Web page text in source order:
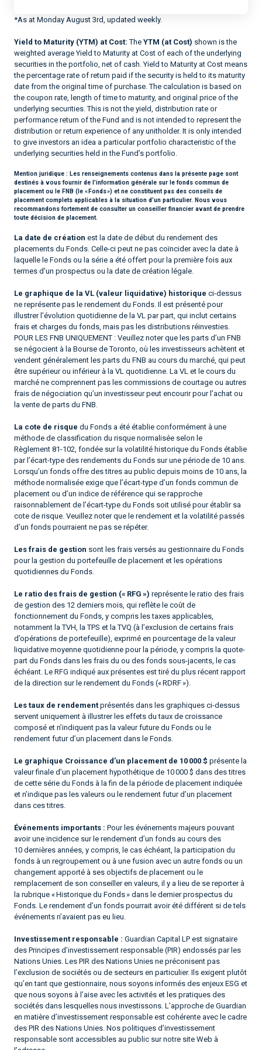
*As at Monday August 3rd, updated weekly.
Yield to Maturity (YTM) at Cost: The YTM (at Cost) shown is the
weighted average Yield to Maturity at Cost of each of the underlying
securities in the portfolio, net of cash. Yield to Maturity at Cost means
the percentage rate of return paid if the security is held to its maturity
date from the original time of purchase. The calculation is based on
the coupon rate, length of time to maturity, and original price of the
underlying securities. This is not the yield, distribution rate or
performance return of the Fund and is not intended to represent the
distribution or return experience of any unitholder. It is only intended
to give investors an idea a particular portfolio characteristic of the
underlying securities held in the Fund’s portfolio.
Mention juridique : Les renseignements contenus dans la présente page sont
destinés à vous fournir de l’information générale sur le fonds commun de
placement ou le FNB (le « Fonds ») et ne constituent pas des conseils de
placement complets applicables à la situation d’un particulier. Nous vous
recommandons fortement de consulter un conseiller financier avant de prendre
toute décision de placement.
La date de création est la date de début du rendement des
placements du Fonds. Celle-ci peut ne pas coïncider avec la date à
laquelle le Fonds ou la série a été offert pour la première fois aux
termes d’un prospectus ou la date de création légale.
Le graphique de la VL (valeur liquidative) historique ci-dessus
ne représente pas le rendement du Fonds. Il est présenté pour
illustrer l’évolution quotidienne de la VL par part, qui inclut certains
frais et charges du fonds, mais pas les distributions réinvesties.
POUR LES FNB UNIQUEMENT : Veuillez noter que les parts d’un FNB
se négocient à la Bourse de Toronto, où les investisseurs achètent et
vendent généralement les parts du FNB au cours du marché, qui peut
être supérieur ou inférieur à la VL quotidienne. La VL et le cours du
marché ne comprennent pas les commissions de courtage ou autres
frais de négociation qu’un investisseur peut encourir pour l’achat ou
la vente de parts du FNB.
La cote de risque du Fonds a été établie conformément à une
méthode de classification du risque normalisée selon le
Règlement 81-102, fondée sur la volatilité historique du Fonds établie
par l’écart-type des rendements du Fonds sur une période de 10 ans.
Lorsqu’un fonds offre des titres au public depuis moins de 10 ans, la
méthode normalisée exige que l’écart-type d’un fonds commun de
placement ou d’un indice de référence qui se rapproche
raisonnablement de l’écart-type du Fonds soit utilisé pour établir sa
cote de risque. Veuillez noter que le rendement et la volatilité passés
d’un fonds pourraient ne pas se répéter.
Les frais de gestion sont les frais versés au gestionnaire du Fonds
pour la gestion du portefeuille de placement et les opérations
quotidiennes du Fonds.
Le ratio des frais de gestion (« RFG ») représente le ratio des frais
de gestion des 12 derniers mois, qui reflète le coût de
fonctionnement du Fonds, y compris les taxes applicables,
notamment la TVH, la TPS et la TVQ (à l’exclusion de certains frais
d’opérations de portefeuille), exprimé en pourcentage de la valeur
liquidative moyenne quotidienne pour la période, y compris la quote-
part du Fonds dans les frais du ou des fonds sous-jacents, le cas
échéant. Le RFG indiqué aux présentes est tiré du plus récent rapport
de la direction sur le rendement du Fonds (« RDRF »).
Les taux de rendement présentés dans les graphiques ci-dessus
servent uniquement à illustrer les effets du taux de croissance
composé et n’indiquent pas la valeur future du Fonds ou le
rendement futur d’un placement dans le Fonds.
Le graphique Croissance d’un placement de 10 000 $ présente la
valeur finale d’un placement hypothétique de 10 000 $ dans des titres
de cette série du Fonds à la fin de la période de placement indiquée
et n’indique pas les valeurs ou le rendement futur d’un placement
dans ces titres.
Événements importants : Pour les événements majeurs pouvant
avoir une incidence sur le rendement d’un fonds au cours des
10 dernières années, y compris, le cas échéant, la participation du
fonds à un regroupement ou à une fusion avec un autre fonds ou un
changement apporté à ses objectifs de placement ou le
remplacement de son conseiller en valeurs, il y a lieu de se reporter à
la rubrique « Historique du Fonds » dans le dernier prospectus du
Fonds. Le rendement d’un fonds pourrait avoir été différent si de tels
événements n’avaient pas eu lieu.
Investissement responsable : Guardian Capital LP est signataire
des Principes d’investissement responsable (PIR) endossés par les
Nations Unies. Les PIR des Nations Unies ne préconisent pas
l’exclusion de sociétés ou de secteurs en particulier. Ils exigent plutôt
qu’en tant que gestionnaire, nous soyons informés des enjeux ESG et
que nous soyons à l’aise avec les activités et les pratiques des
sociétés dans lesquelles nous investissons. L’approche de Guardian
en matière d’investissement responsable est cohérente avec le cadre
des PIR des Nations Unies. Nos politiques d’investissement
responsable sont accessibles au public sur notre site Web à